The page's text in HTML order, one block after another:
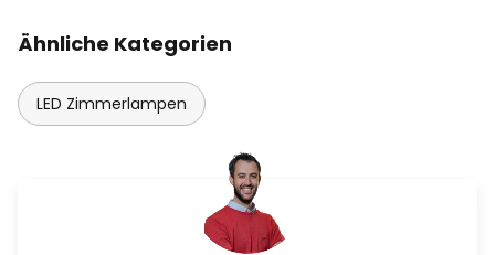
Ähnliche Kategorien
LED Zimmerlampen